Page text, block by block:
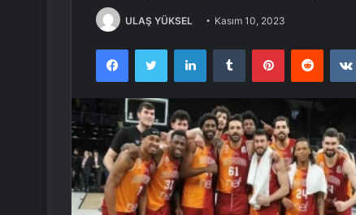
ULAŞ YÜKSEL Kasım 10, 2023
FacebookTwitter LinkedInTumblr PinterestReddit